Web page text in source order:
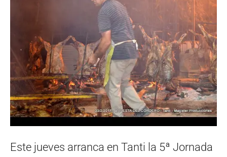
Este jueves arranca en Tanti la 5ª Jornada